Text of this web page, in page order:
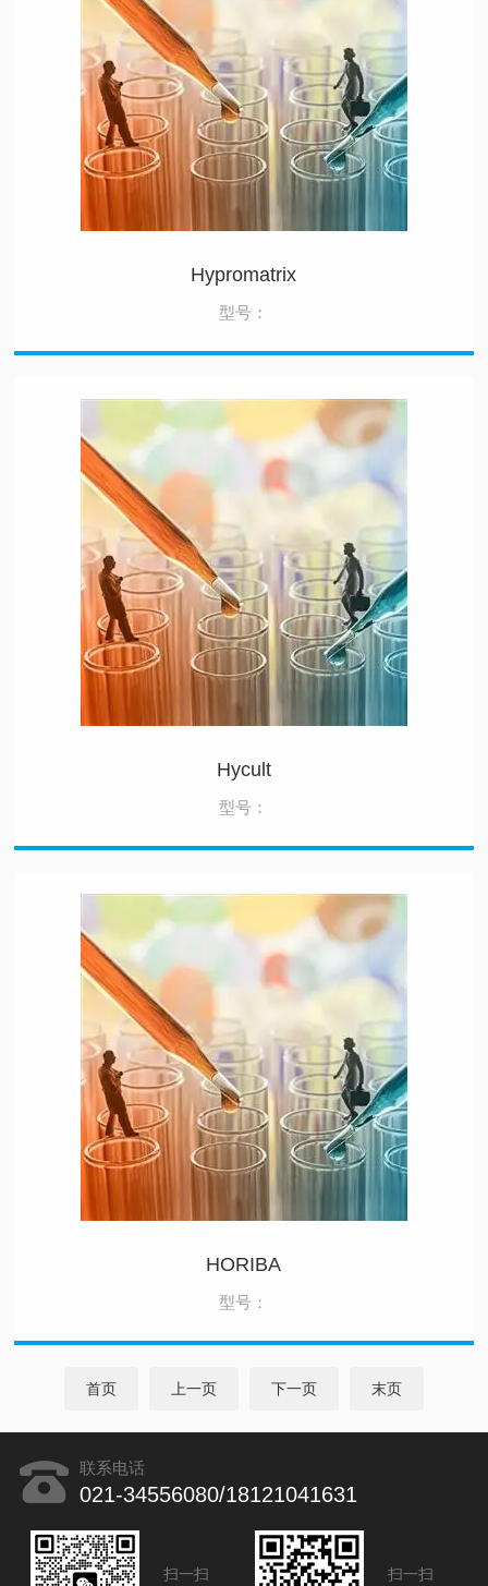
Hypromatrix
型号：
Hycult
型号：
HORIBA
型号：
首页 上一页 下一页 末页
联系电话
021-34556080/18121041631
扫一扫 扫一扫